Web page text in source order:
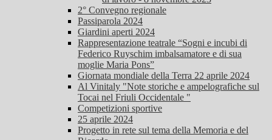
2° Convegno regionale
Passiparola 2024
Giardini aperti 2024
Rappresentazione teatrale “Sogni e incubi di
Federico Ruyschim imbalsamatore e di sua
moglie Maria Pons”
Giornata mondiale della Terra 22 aprile 2024
Al Vinitaly "Note storiche e ampelografiche sul
Tocai nel Friuli Occidentale "
Competizioni sportive
25 aprile 2024
Progetto in rete sul tema della Memoria e del